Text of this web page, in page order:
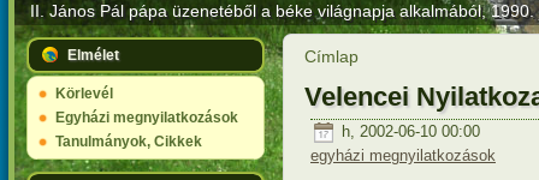
II. János Pál pápa üzenetéből a béke világnapja alkalmából,
Elmélet
Körlevél
Egyházi megnyilatkozások
Tanulmányok, Cikkek
Címlap
Velencei
h, 2002-06-10 00:00
egyházi megnyilatkozások